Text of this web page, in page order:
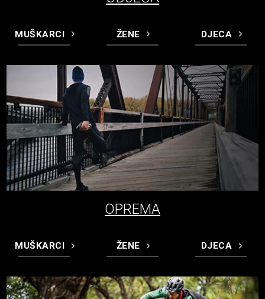
MUŠKARCI ŽENE DJECA
OPREMA
MUŠKARCI ŽENE DJECA